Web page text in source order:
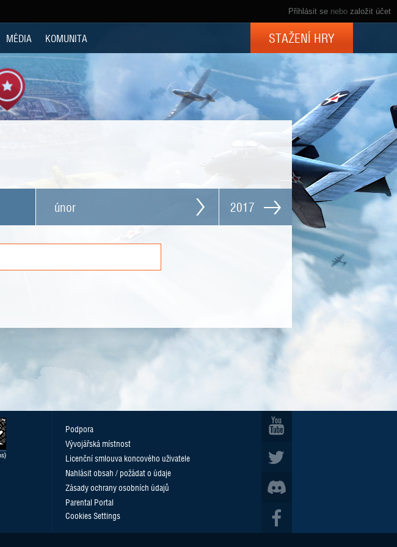
Přihlásit se nebo založit účet
MÉDIA KOMUNITA STAŽENÍ HRY
únor 2017
Podpora
Vývojářská místnost
Licenční smlouva koncového uživatele
Nahlásit obsah / požádat o údaje
Zásady ochrany osobních údajů
Parental Portal
Cookies Settings